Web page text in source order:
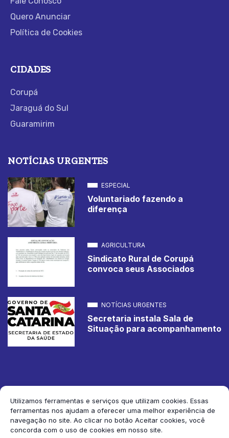
Utilizamos ferramentas e serviços que utilizam cookies. Essas
ferramentas nos ajudam a oferecer uma melhor experiência de
navegação no site. Ao clicar no botão Aceitar cookies, você
concorda com o uso de cookies em nosso site.
Quero Anunciar
Política de Cookies
CIDADES
Corupá
Jaraguá do Sul
Guaramirim
NOTÍCIAS URGENTES
ESPECIAL
Voluntariado fazendo a
diferença
AGRICULTURA
Sindicato Rural de Corupá
convoca seus Associados
NOTÍCIAS URGENTES
Secretaria instala Sala de
Situação para acompanhamento
2026 Jornal de Corupá. Todos os direitos reservados.